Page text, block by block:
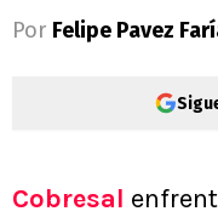
Por Felipe Pavez
Cobresal